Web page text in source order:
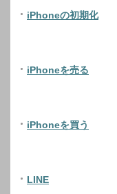
iPhoneの初期化
iPhoneを売る
iPhoneを買う
LINE